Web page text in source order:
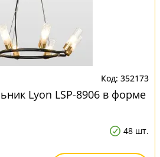
352173
Lyon LSP-8906 в форме
48 шт.